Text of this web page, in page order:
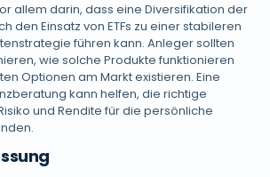
allem darin, dass eine Diversifikation der
den Einsatz von ETFs zu einer stabileren
führen kann. Anleger sollten
wie solche Produkte funktionieren
Optionen am Markt existieren. Eine
kann helfen, die richtige
und Rendite für die persönliche